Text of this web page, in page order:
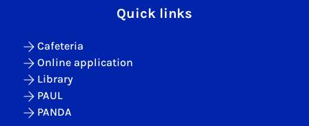
Quick links
Cafeteria
Online application
Library
PAUL
PANDA